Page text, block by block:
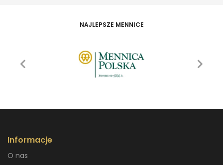
NAJLEPSZE MENNICE
Informacje
O nas